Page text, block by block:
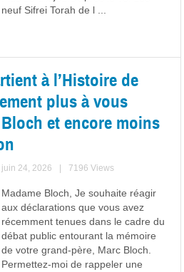
neuf Sifrei Torah de l ...
à l’Histoire de
plus à vous
et encore moins
juin 24, 2026 7196 Views
Madame Bloch, Je souhaite réagir
aux déclarations que vous avez
récemment tenues dans le cadre du
débat public entourant la mémoire
de votre grand-père, Marc Bloch.
Permettez-moi de rappeler une